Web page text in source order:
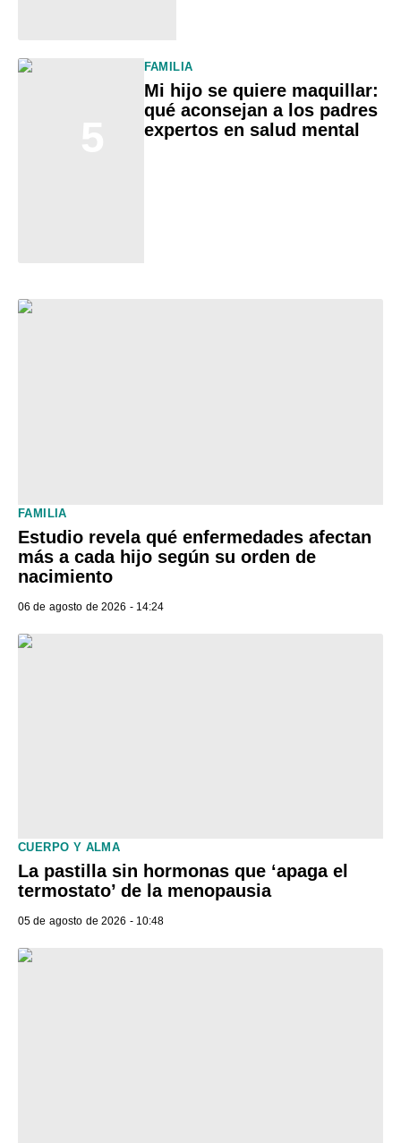
FAMILIA
Mi hijo se quiere maquillar:
qué aconsejan a los padres
expertos en salud mental
FAMILIA
Estudio revela qué enfermedades afectan
más a cada hijo según su orden de
nacimiento
06 de agosto de 2026 - 14:24
CUERPO Y ALMA
La pastilla sin hormonas que ‘apaga el
termostato’ de la menopausia
05 de agosto de 2026 - 10:48